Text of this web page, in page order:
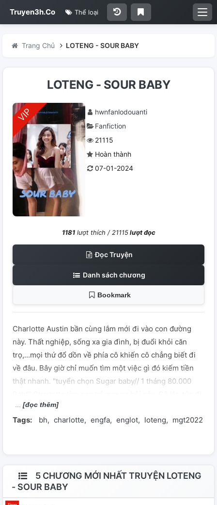
Truyen3h.Co Thể loại
Trang Chủ LOTENG - SOUR BABY
LOTENG - SOUR BABY
hwnfanlodouanti
Fanfiction
21115
Hoàn thành
07-01-2024
1181lượt thích /21115lượt đọc
Đọc Truyện
Danh sách chương
Bookmark
Charlotte Austin bần cùng lắm mới đi vào con đường
này. Thất nghiệp, sống xa gia đình, bị đuổi khỏi căn
trọ,...mọi thứ đổ dồn về phía cô khiến cô chẳng biết đi
về đâu. Bây giờ chỉ muốn tìm một việc gì đó kiếm tiền
thật nhanh. "tuyển chọn Sugar baby// 1 tháng 80.000
ứng tuyển ngay. Định nghĩa về suagar baby luôn là nghe
lời, ngoan ngoãn và đáng yêu, nhưng cô thì ngược lại.
nhìn của nàng nhưng lại không thể. Cuối cùng vẫn phải
chịu khuất nhưng mà... khuất phục nàng dưới thân mình.
Mang danh là sugar mommy nhưng nàng chẳng lật nổi
[đọc thêm]
Tags: bh charlotte engfa englot loteng mgt2022
5 CHƯƠNG MỚI NHẤT TRUYỆN LOTENG
- SOUR BABY